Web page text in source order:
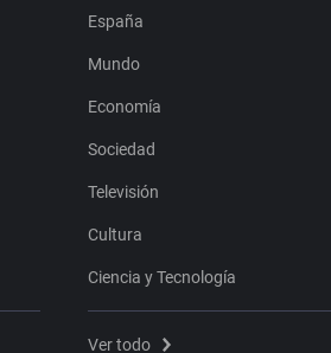
España
Mundo
Economía
Sociedad
Televisión
Cultura
Ciencia y Tecnología
Ver todo